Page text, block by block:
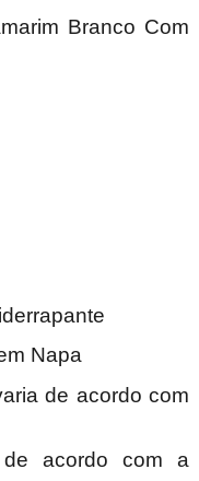
Branco Com
Napa
de acordo com
acordo com a